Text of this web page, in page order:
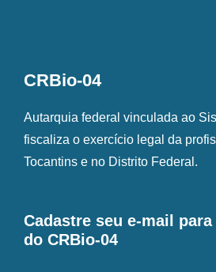
CRBio-04
Autarquia federal vinculada ao
fiscaliza o exercício legal da
Tocantins e no Distrito Federal.
Cadastre seu e-mail
do CRBio-04